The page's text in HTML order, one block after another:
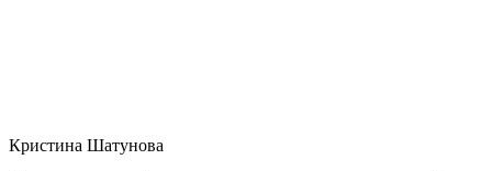
Кристина Шатунова